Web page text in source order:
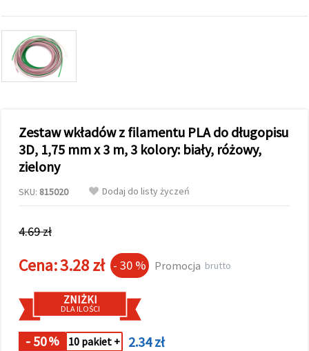
ruch i
wyświetlać
bardziej
trafne treści
oraz
naszych
analitycznych
marketingowych.
Możesz
wszystkich
cookie,
klikając
wszystkie!"
wskazać
swoje
preferencje
Zestaw wkładów z filamentu PLA do długopisu
3D, 1,75 mm x 3 m, 3 kolory: biały, różowy,
zielony
SKU: 815020 Dodaj do listy życzeń
4.69 zł
Cena:3.28 zł - 30 % Promocja brutto
ZNIŻKI
DLA ILOŚCI
- 50% 10 pakiet + 2.34 zł